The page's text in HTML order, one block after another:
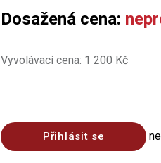
Dosažená cena:
Vyvolávací cena: 1 200 Kč
Přihlásit se